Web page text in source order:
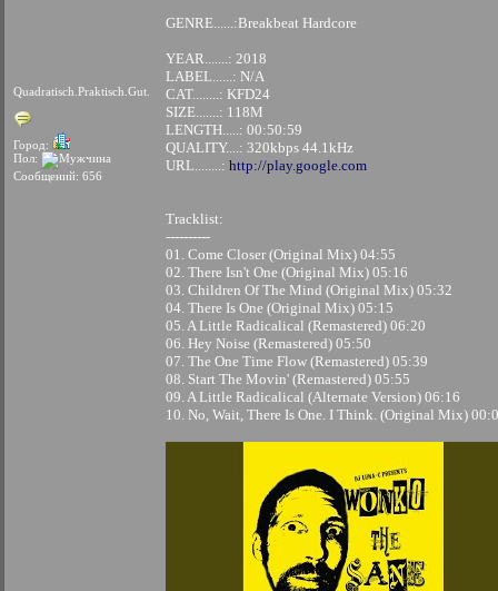
Quadratisch.Praktisch.Gut.
Город:
Пол:
Сообщений: 656
GENRE......:Breakbeat
YEAR.......: 2018
LABEL......: N/A
CAT........: KFD24
SIZE.......: 118M
LENGTH.....: 00:50:59
QUALITY....: 320kbps 44.1kHz
URL........: http://play.google.com
Tracklist:
----------
01. Come Closer (Original Mix) 04:55
02. There Isn't One (Original Mix) 05:16
03. Children Of The Mind (Original Mix) 05:32
04. There Is One (Original Mix) 05:15
05. A Little Radicalical (Remastered) 06:20
06. Hey Noise (Remastered) 05:50
07. The One Time Flow (Remastered) 05:39
08. Start The Movin' (Remastered) 05:55
09. A Little Radicalical (Alternate Version) 06:16
10. No, Wait, There Is One. I Think. (Original Mix)